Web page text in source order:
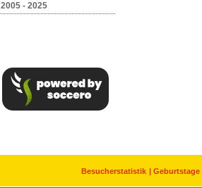
2005 - 2025
Besucherstatistik Geburtstage